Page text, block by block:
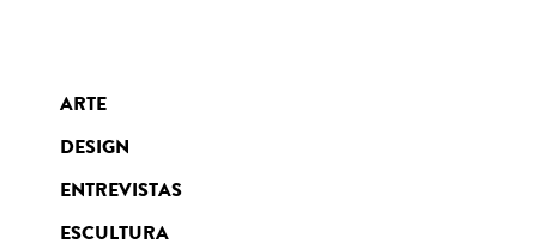
ARTE
DESIGN
ENTREVISTAS
ESCULTURA